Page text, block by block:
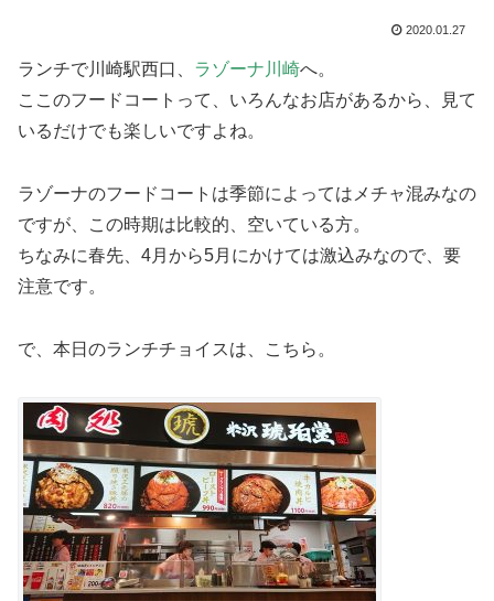
2020.01.27
ランチで川崎駅西口、 ラゾーナ川崎へ。
ここのフードコートって、いろんなお店があるから、見て
いるだけでも楽しいですよね。
ラゾーナのフードコートは季節によってはメチャ混みなの
ですが、この時期は比較的、空いている方。
ちなみに春先、4月から5月にかけては激込みなので、要
注意です。
で、本日のランチチョイスは、こちら。